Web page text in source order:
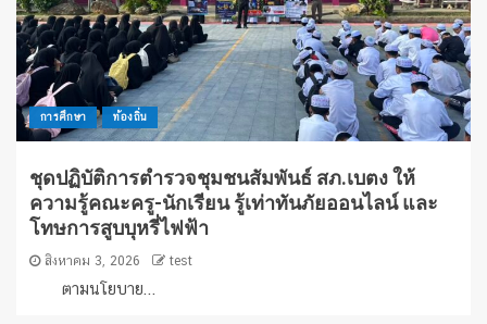
การศึกษา ท้องถิ่น
ชุดปฏิบัติการตำรวจชุมชนสัมพันธ์ สภ.เบตง ให้
ความรู้คณะครู-นักเรียน รู้เท่าทันภัยออนไลน์ และ
โทษการสูบบุหรี่ไฟฟ้า
สิงหาคม 3, 2026 test
ตามนโยบาย...